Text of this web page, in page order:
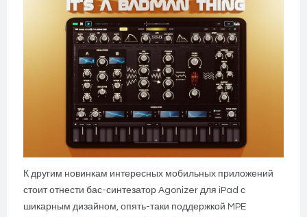
К другим новинкам интересных мобильных приложений
стоит отнести бас-синтезатор Agonizer для iPad с
шикарным дизайном, опять-таки поддержкой MPE